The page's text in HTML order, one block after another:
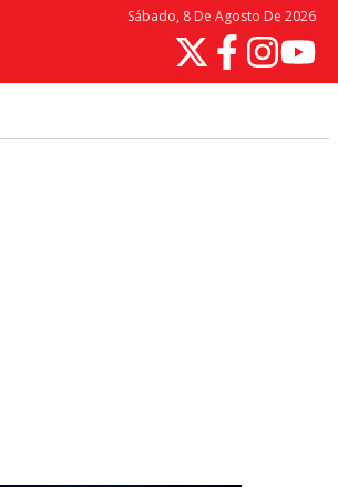
Sábado, 8 De Agosto De 2026